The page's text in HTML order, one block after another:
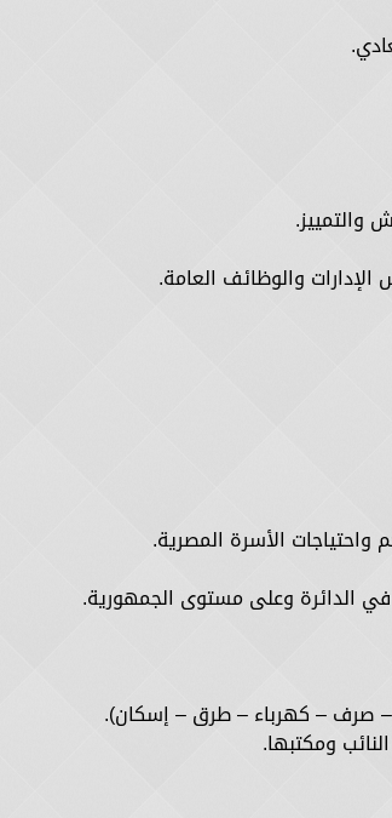
والتمييز.
والوظائف العامة.
واحتياجات الأسرة المصرية.
في الدائرة وعلى مستوى الجمهورية.
– صرف – كهرباء – طرق – إسكان).
ومكتبها.